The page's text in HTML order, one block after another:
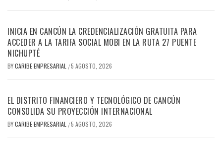
INICIA EN CANCÚN LA CREDENCIALIZACIÓN GRATUITA PARA
ACCEDER A LA TARIFA SOCIAL MOBI EN LA RUTA 27 PUENTE
NICHUPTÉ
BYCARIBE EMPRESARIAL /5 AGOSTO, 2026
EL DISTRITO FINANCIERO Y TECNOLÓGICO DE CANCÚN
CONSOLIDA SU PROYECCIÓN INTERNACIONAL
BYCARIBE EMPRESARIAL /5 AGOSTO, 2026